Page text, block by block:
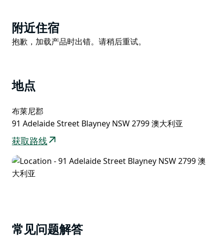
Product
List
附近住宿
Product
抱歉，加载产品时出错。请稍后重试。
地点
布莱尼郡
91 Adelaide Street Blayney NSW 2799 澳大利亚
获取路线
常见问题解答